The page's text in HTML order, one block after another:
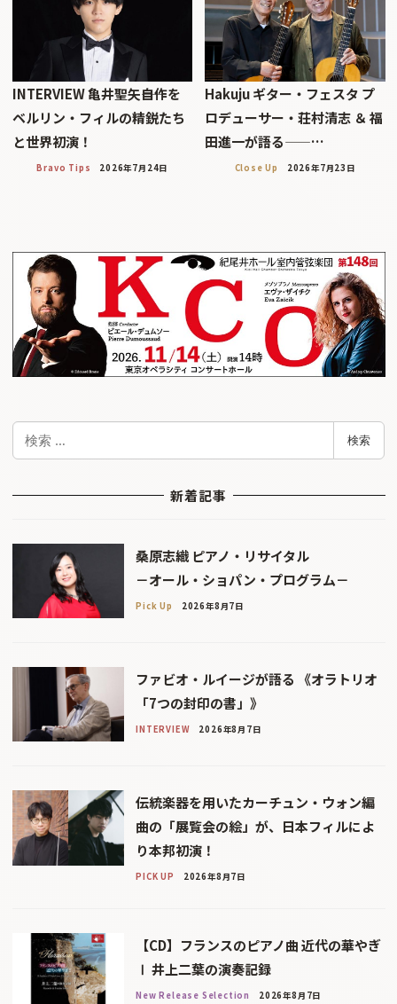
INTERVIEW 亀井聖矢――自作を
ベルリン・フィルの精鋭たち
と世界初演！
Bravo Tips 2026年7月24日
Hakuju ギター・フェスタ プ
ロデューサー・荘村清志 ＆ 福
田進一が語る——…
Close Up 2026年7月23日
検
検索
新着記事
桑原志織 ピアノ・リサイタル
－オール・ショパン・プログラム－
Pick Up 2026年8月7日
ファビオ・ルイージが語る 《オラトリオ
「7つの封印の書」》
INTERVIEW 2026年8月7日
伝統楽器を用いたカーチュン・ウォン編
曲の「展覧会の絵」が、日本フィルによ
り本邦初演！
PICK UP 2026年8月7日
【CD】フランスのピアノ曲 近代の華やぎ
Ⅰ 井上二葉の演奏記録
New Release Selection 2026年8月7日